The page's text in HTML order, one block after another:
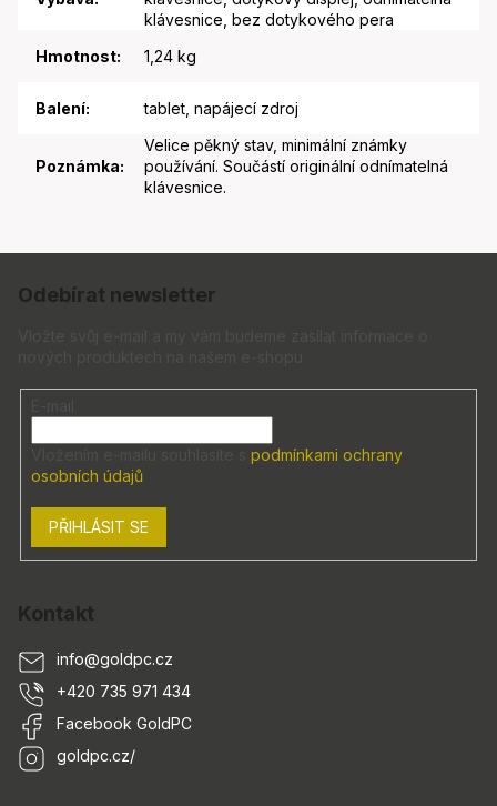
klávesnice, bez dotykového pera
Hmotnost: 1,24 kg
Balení: tablet, napájecí zdroj
Poznámka:
Velice pěkný stav, minimální známky
používání. Součástí originální odnímatelná
klávesnice.
Odebírat newsletter
podmínkami ochrany
osobních údajů
PŘIHLÁSIT SE
Kontakt
info@goldpc.cz
+420 735 971 434
Facebook GoldPC
goldpc.cz/